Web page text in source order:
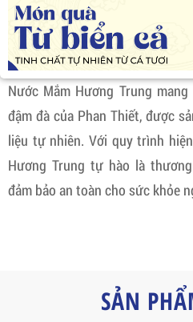
Nước Mắm Hương Trung
đậm đà của Phan Thiết, được
liệu tự nhiên. Với quy trình
Hương Trung tự hào là
đảm bảo an toàn cho sức khỏe
SẢN